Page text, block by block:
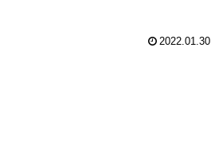
2022.01.30